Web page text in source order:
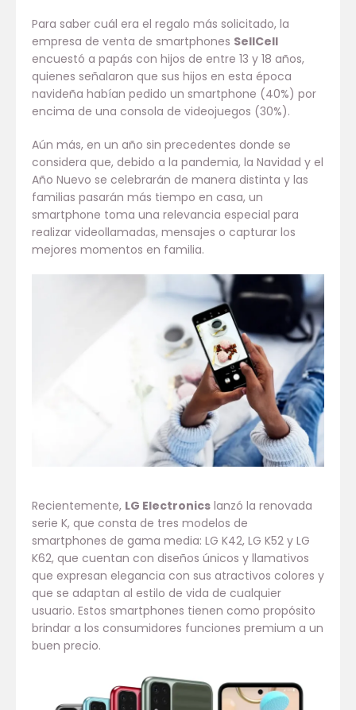
Para saber cuál era el regalo más solicitado, la
empresa de venta de smartphones SellCell
encuestó a papás con hijos de entre 13 y 18 años,
quienes señalaron que sus hijos en esta época
navideña habían pedido un smartphone (40%) por
encima de una consola de videojuegos (30%).
Aún más, en un año sin precedentes donde se
considera que, debido a la pandemia, la Navidad y el
Año Nuevo se celebrarán de manera distinta y las
familias pasarán más tiempo en casa, un
smartphone toma una relevancia especial para
realizar videollamadas, mensajes o capturar los
mejores momentos en familia.
Recientemente, LG Electronics lanzó la renovada
serie K, que consta de tres modelos de
smartphones de gama media: LG K42, LG K52 y LG
K62, que cuentan con diseños únicos y llamativos
que expresan elegancia con sus atractivos colores y
que se adaptan al estilo de vida de cualquier
usuario. Estos smartphones tienen como propósito
brindar a los consumidores funciones premium a un
buen precio.